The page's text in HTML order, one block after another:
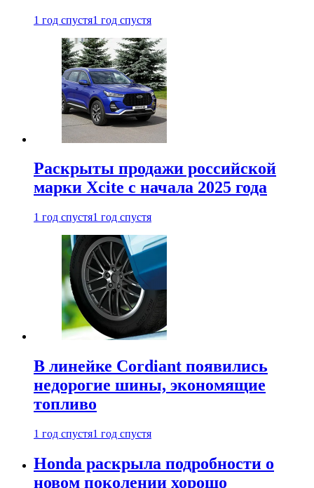
1 год спустя1 год спустя
Раскрыты продажи российской
марки Xcite с начала 2025 года
1 год спустя1 год спустя
В линейке Cordiant появились
недорогие шины, экономящие
топливо
1 год спустя1 год спустя
Honda раскрыла подробности о
новом поколении хорошо